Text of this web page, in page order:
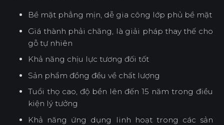
Bề mặt phẳng mịn, dễ gia công lớp phủ bề mặt
Giá thành phải chăng, là giải pháp thay thế cho
gỗ tự nhiên
Khả năng chịu lực tương đối tốt
Sản phẩm đồng đều về chất lượng
Tuổi thọ cao, độ bền lên đến 15 năm trong điều
kiện lý tưởng
Khả năng ứng dụng linh hoạt trong các sản